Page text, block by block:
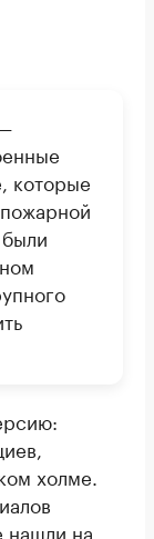
которые
холме.
нашли на